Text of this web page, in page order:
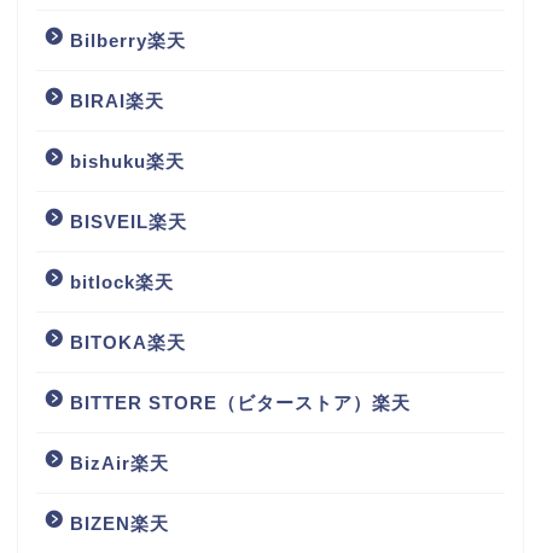
Bilberry楽天
BIRAI楽天
bishuku楽天
BISVEIL楽天
bitlock楽天
BITOKA楽天
BITTER STORE（ビターストア）楽天
BizAir楽天
BIZEN楽天